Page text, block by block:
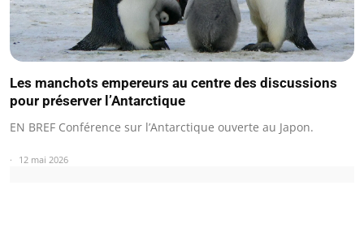
Les manchots empereurs au centre des discussions
pour préserver l’Antarctique
EN BREF Conférence sur l’Antarctique ouverte au Japon.
12 mai 2026